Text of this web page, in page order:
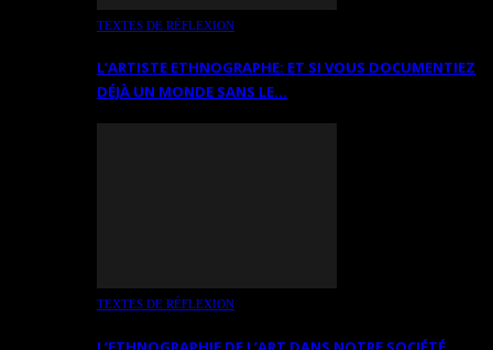
TEXTES DE RÉFLEXION
L’ARTISTE ETHNOGRAPHE: ET SI VOUS DOCUMENTIEZ
DÉJÀ UN MONDE SANS LE…
TEXTES DE RÉFLEXION